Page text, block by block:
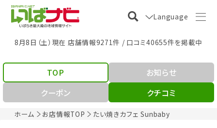
Language
8月8日（土）現在 店舗情報9271件 / 口コミ40655件を掲載中
ホーム お店情報TOP たい焼きカフェ Sunbaby
TOP
お知らせ
クーポン
クチコミ